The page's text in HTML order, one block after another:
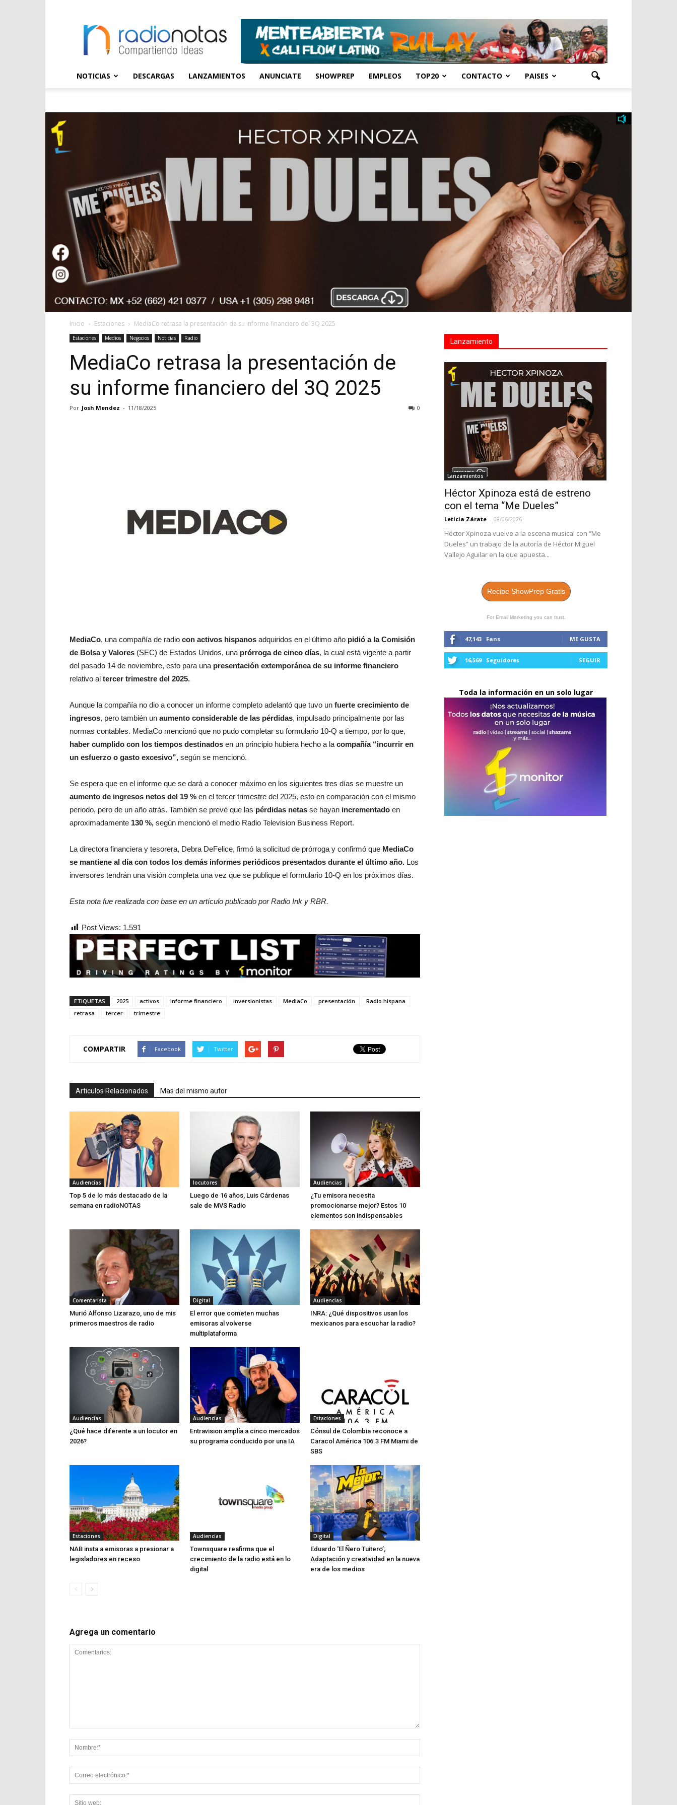
NOTICIAS DESCARGAS LANZAMIENTOS ANUNCIATE SHOWPREP EMPLEOS TOP20 CONTACTO PAISES
Inicio Estaciones MediaCo retrasa la presentación de su informe financiero del 3Q 2025
Estaciones Medios Negocios Noticias Radio
MediaCo retrasa la presentación de
su informe financiero del 3Q 2025
Por Josh Mendez - 11/18/2025 0
MediaCo, una compañía de radio con activos hispanos adquiridos en el último año pidió a la Comisión
de Bolsa y Valores (SEC) de Estados Unidos, una prórroga de cinco días, la cual está vigente a partir
del pasado 14 de noviembre, esto para una presentación extemporánea de su informe financiero
relativo al tercer trimestre del 2025.
Aunque la compañía no dio a conocer un informe completo adelantó que tuvo un fuerte crecimiento de
ingresos, pero también un aumento considerable de las pérdidas, impulsado principalmente por las
normas contables. MediaCo mencionó que no pudo completar su formulario 10-Q a tiempo, por lo que,
haber cumplido con los tiempos destinados en un principio hubiera hecho a la compañía “incurrir en
un esfuerzo o gasto excesivo”, según se mencionó.
Se espera que en el informe que se dará a conocer máximo en los siguientes tres días se muestre un
aumento de ingresos netos del 19 % en el tercer trimestre del 2025, esto en comparación con el mismo
periodo, pero de un año atrás. También se prevé que las pérdidas netas se hayan incrementado en
aproximadamente 130 %, según mencionó el medio Radio Television Business Report.
La directora financiera y tesorera, Debra DeFelice, firmó la solicitud de prórroga y confirmó que MediaCo
se mantiene al día con todos los demás informes periódicos presentados durante el último año. Los
inversores tendrán una visión completa una vez que se publique el formulario 10-Q en los próximos días.
Esta nota fue realizada con base en un artículo publicado por Radio Ink y RBR.
Post Views: 1.591
ETIQUETAS 2025 activos informe financiero inversionistas MediaCo presentación
Radio hispana
retrasa
tercer trimestre
COMPARTIR Facebook Twitter
Articulos Relacionados Mas del mismo autor
Audiencias
Top 5 de lo más destacado de la
semana en radioNOTAS
locutores
Luego de 16 años, Luis Cárdenas
sale de MVS Radio
Audiencias
¿Tu emisora necesita
promocionarse mejor? Estos 10
elementos son indispensables
Comentarista
Murió Alfonso Lizarazo, uno de mis
primeros maestros de radio
Digital
El error que cometen muchas
emisoras al volverse
multiplataforma
Audiencias
INRA: ¿Qué dispositivos usan los
mexicanos para escuchar la radio?
Audiencias
¿Qué hace diferente a un locutor en
2026?
Audiencias
Entravision amplía a cinco mercados
su programa conducido por una IA
Estaciones
Cónsul de Colombia reconoce a
Caracol América 106.3 FM Miami de
SBS
Estaciones
NAB insta a emisoras a presionar a
legisladores en receso
Audiencias
Townsquare reafirma que el
crecimiento de la radio está en lo
digital
Digital
Eduardo ‘El Ñero Tuitero’;
Adaptación y creatividad en la nueva
era de los medios
Agrega un comentario
Lanzamiento
Lanzamientos
Héctor Xpinoza está de estreno
con el tema “Me Dueles”
Leticia Zárate - 08/06/2026
Héctor Xpinoza vuelve a la escena musical con “Me
Dueles” un trabajo de la autoría de Héctor Miguel
Vallejo Aguilar en la que apuesta...
Recibe ShowPrep Gratis
For Email Marketing you can trust.
47,143 Fans ME GUSTA
16,569 Seguidores SEGUIR
Toda la información en un solo lugar